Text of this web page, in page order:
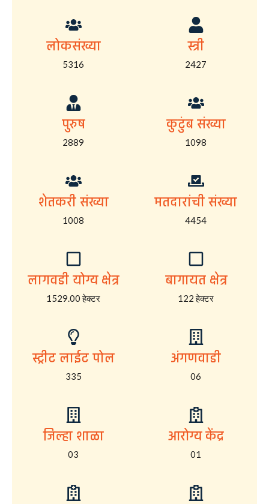
लोकसंख्या
5316
स्त्री
2427
पुरुष
2889
कुटुंब संख्या
1098
शेतकरी संख्या
1008
मतदारांची संख्या
4454
लागवडी योग्य क्षेत्र
1529.00 हेक्टर
बागायत क्षेत्र
122 हेक्टर
स्ट्रीट लाईट पोल
335
अंगणवाडी
06
जिल्हा शाळा
03
आरोग्य केंद्र
01